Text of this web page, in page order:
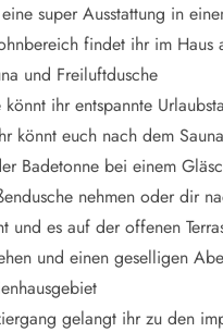
Rabatte
super Ausstattung in
findet ihr im Haus
und Freiluftdusche
könnt ihr entspannte
könnt euch nach dem
Badetonne bei einem
nehmen oder dir
und es auf der offenen
und einen geselligen
gelangt ihr zu den